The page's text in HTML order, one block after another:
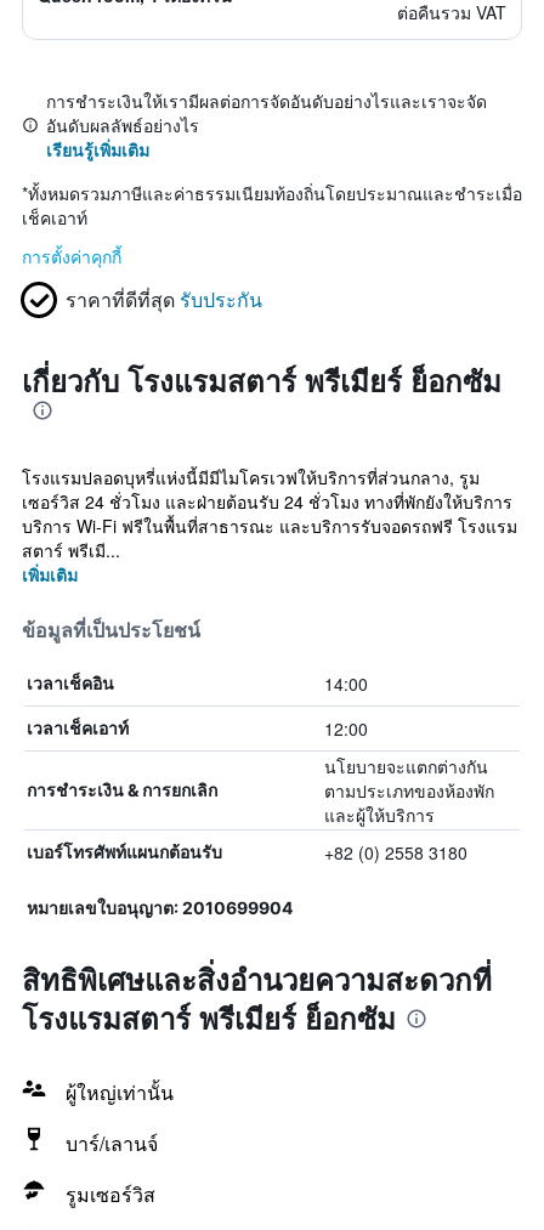
ต่อคืนรวม VAT
การชำระเงินให้เรามีผลต่อการจัดอันดับอย่างไรและเราจะจัด
อันดับผลลัพธ์อย่างไร
เรียนรู้เพิ่มเติม
*ทั้งหมดรวมภาษีและค่าธรรมเนียมท้องถิ่นโดยประมาณและชำระเมื่อ
เช็คเอาท์
การตั้งค่าคุกกี้
ราคาที่ดีที่สุด รับประกัน
เกี่ยวกับ โรงแรมสตาร์ พรีเมียร์ ย็อกซัม
โรงแรมปลอดบุหรี่แห่งนี้มีมีไมโครเวฟให้บริการที่ส่วนกลาง, รูม
เซอร์วิส 24 ชั่วโมง และฝ่ายต้อนรับ 24 ชั่วโมง ทางที่พักยังให้บริการ
บริการ Wi-Fi ฟรีในพื้นที่สาธารณะ และบริการรับจอดรถฟรี โรงแรม
สตาร์ พรีเมี...
เพิ่มเติม
ข้อมูลที่เป็นประโยชน์
เวลาเช็คอิน 14:00
เวลาเช็คเอาท์ 12:00
การชำระเงิน & การยกเลิก
นโยบายจะแตกต่างกัน
ตามประเภทของห้องพัก
และผู้ให้บริการ
เบอร์โทรศัพท์แผนกต้อนรับ +82 (0) 2558 3180
หมายเลขใบอนุญาต: 2010699904
สิทธิพิเศษและสิ่งอำนวยความสะดวกที่
โรงแรมสตาร์ พรีเมียร์ ย็อกซัม
ผู้ใหญ่เท่านั้น
บาร์/เลานจ์
รูมเซอร์วิส